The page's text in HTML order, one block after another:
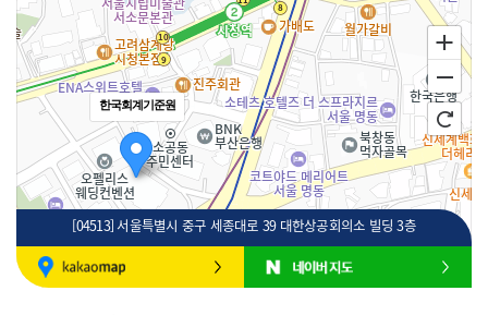
한국회계기준원
100m
[04513] 서울특별시 중구 세종대로 39 대한상공회의소 빌딩 3층